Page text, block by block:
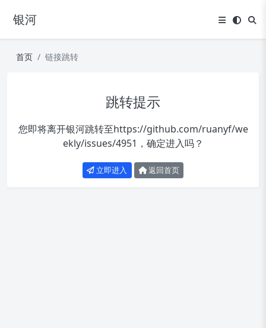
银河
首页 链接跳转
跳转提示
您即将离开银河跳转至https://github.com/ruanyf/we
ekly/issues/4951 ，确定进入吗？
立即进入 返回首页